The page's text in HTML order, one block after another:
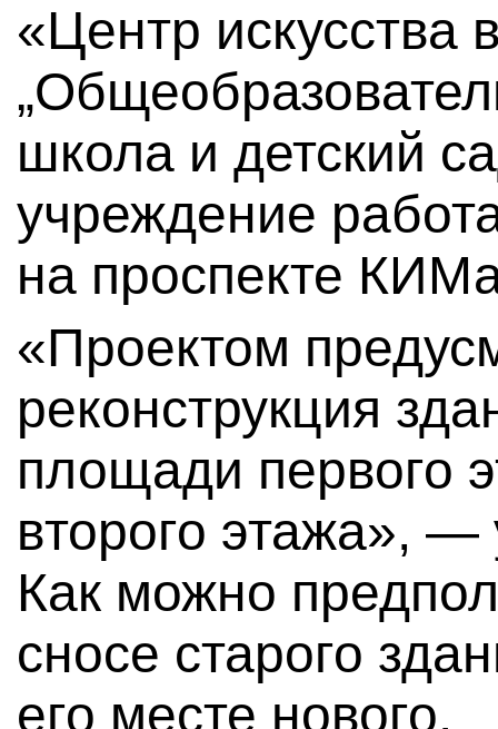
«Центр искусства
школа и детский
учреждение
на проспекте
«Проектом
реконструкция
площади первого
второго этажа»,
Как можно
сносе старого
его месте нового.